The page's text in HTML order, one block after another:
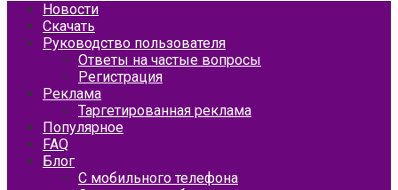
Новости
Скачать
Руководство пользователя
Ответы на частые вопросы
Регистрация
Реклама
Таргетированная реклама
Популярное
FAQ
Блог
С мобильного телефона